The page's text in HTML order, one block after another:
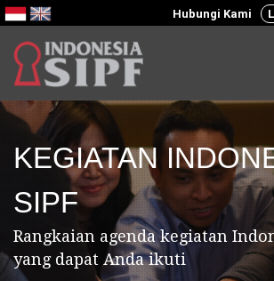
Hubungi Kami
KEGIATAN
SIPF
Rangkaian agenda kegiatan
yang dapat Anda ikuti